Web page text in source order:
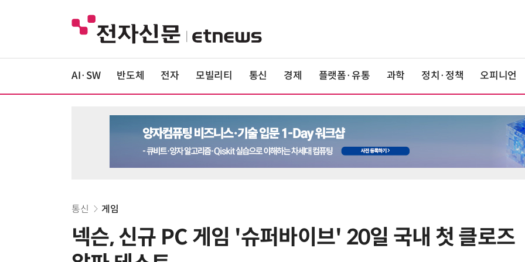
AI·SW 반도체 전자 모빌리티 통신 경제 플랫폼·유통 과학 정치·정책 오피니언
통신 게임
넥슨, 신규 PC 게임 '슈퍼바이브' 20일 국내 첫 클로즈
6
라이엇게임즈, 더현대 서울서 역대